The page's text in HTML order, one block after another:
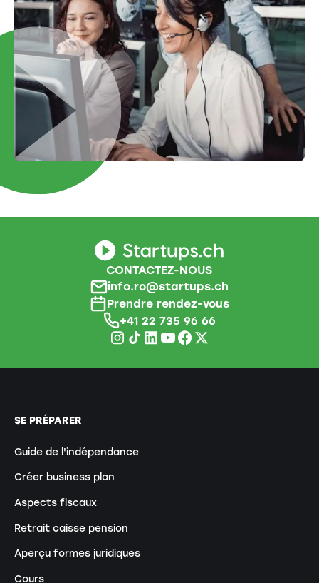
CONTACTEZ-NOUS
info.ro@startups.ch
Prendre rendez-vous
+41 22 735 96 66
SE PRÉPARER
Guide de l'indépendance
Créer business plan
Aspects fiscaux
Retrait caisse pension
Aperçu formes juridiques
Cours